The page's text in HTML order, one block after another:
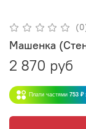
Машенка
2 870 руб
Плати частями 753 ₽